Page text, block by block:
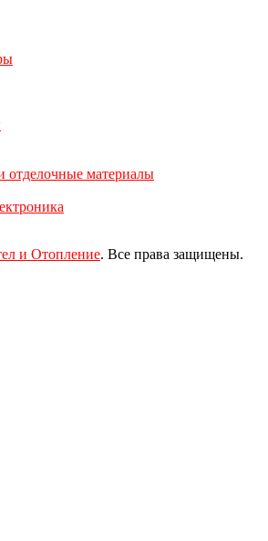
отделочные материалы
и Отопление. Все права защищены.